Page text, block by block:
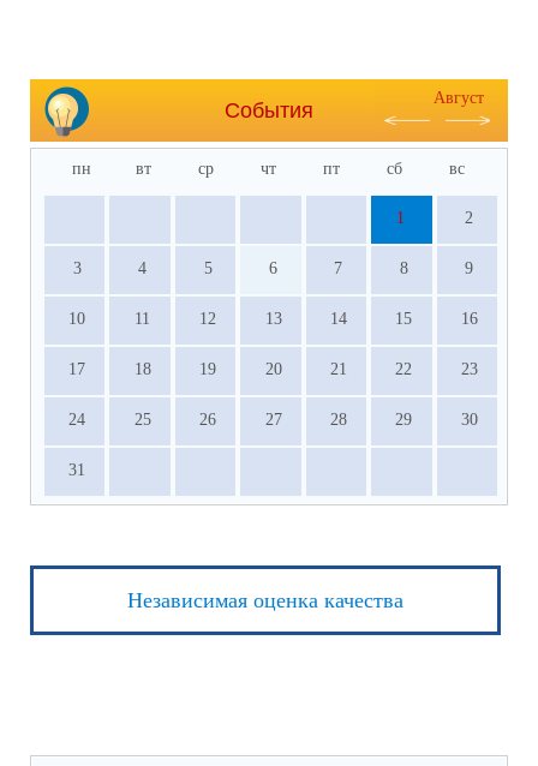
События
Август
пн вт ср чт пт сб вс
1 2
3 4 5 6 7 8 9
10 11 12 13 14 15 16
17 18 19 20 21 22 23
24 25 26 27 28 29 30
31
Независимая оценка качества